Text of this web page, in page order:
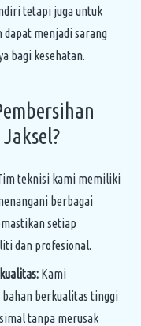
tetapi juga untuk
dapat menjadi sarang
bagi kesehatan.
teknisi kami memiliki
berbagai
setiap
dan profesional.
Kami
berkualitas tinggi
tanpa merusak